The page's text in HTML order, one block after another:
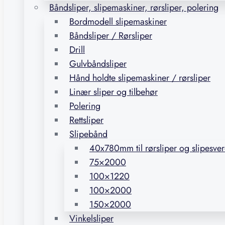
Båndsliper, slipemaskiner, rørsliper, polering
Bordmodell slipemaskiner
Båndsliper / Rørsliper
Drill
Gulvbåndsliper
Hånd holdte slipemaskiner / rørsliper
Linær sliper og tilbehør
Polering
Rettsliper
Slipebånd
40x780mm til rørsliper og
75×2000
100×1220
100×2000
150×2000
Vinkelsliper